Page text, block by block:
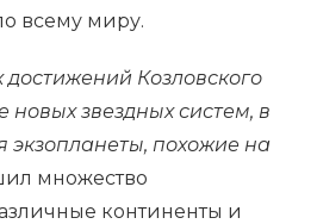
всему миру.
Козловского
новых звездных систем, в
экзопланеты, похожие на
множество
континенты и